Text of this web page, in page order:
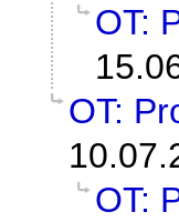
OT:
OT:
OT: